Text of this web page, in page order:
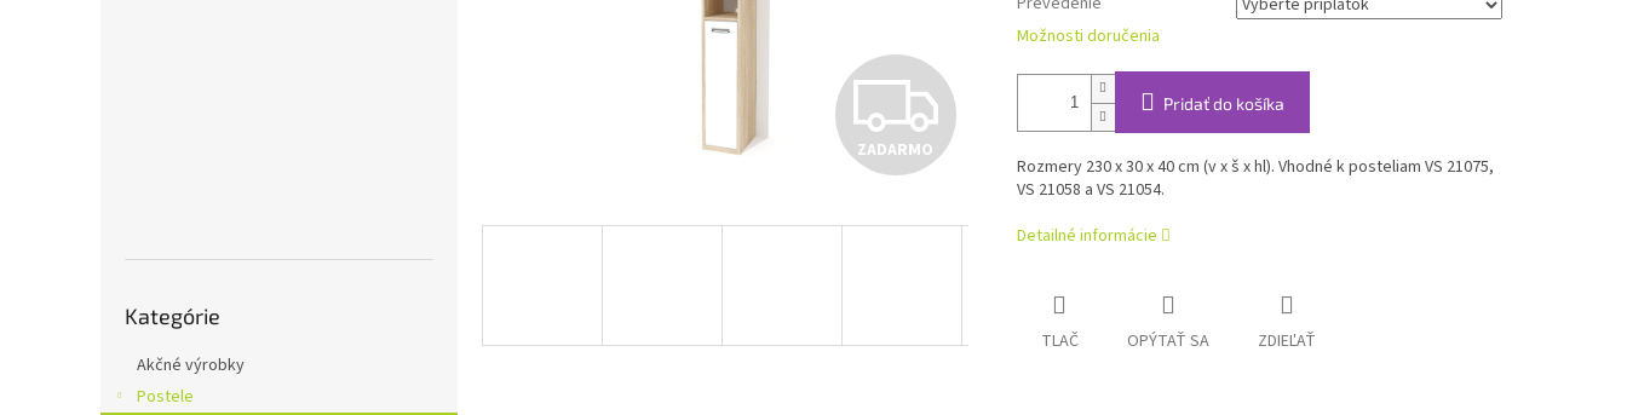
kategórie
Kategórie
Akčné výrobky
Postele
Z
A
A
ZADARMO
Možnosti doručenia
Pridať do košíka
Rozmery 230 x 30 x 40 cm (v x š x hl). Vhodné k posteliam VS 21075,
VS 21058 a VS 21054.
Detailné informácie
TLAČ OPÝTAŤ SA ZDIEĽAŤ